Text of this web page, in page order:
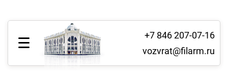
+7 846 207-07-16
vozvrat@filarm.ru